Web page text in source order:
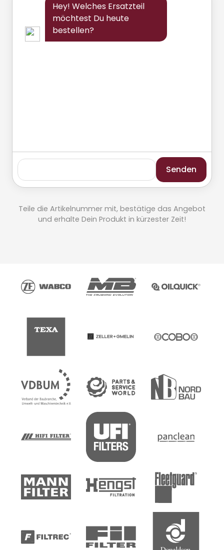
Hey! Welches Ersatzteil
möchtest Du heute
bestellen?
Senden
Teile die Artikelnummer mit, bestätige das Angebot
und erhalte Dein Produkt in kürzester Zeit!